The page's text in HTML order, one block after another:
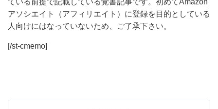
アソシエイト（アフィリエイト）に登録を目的としている
人向けにはなっていないため、ご了承下さい。
[/st-cmemo]